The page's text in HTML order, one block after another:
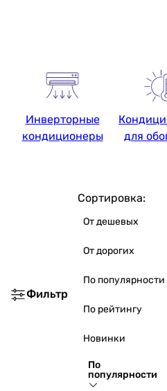
Инверторные
кондиционеры
для
Фильтр
Сортировка:
От дешевых
От дорогих
По популярности
По рейтингу
Новинки
По
популярности